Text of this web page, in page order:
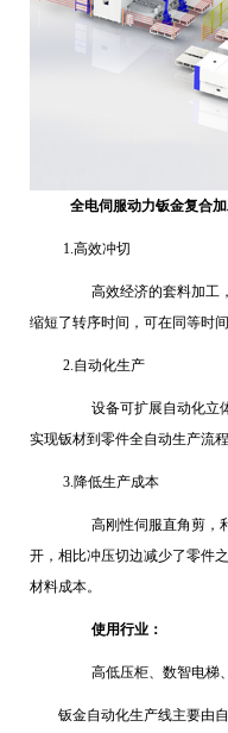
全电伺服动力钣金复合
1.高效冲切
高效经济的套料加工，
缩短了转序时间，可在同等时
2.自动化生产
设备可扩展自动化立体
实现钣材到零件全自动生产流程
3.降低生产成本
高刚性伺服直角剪，利
开，相比冲压切边减少了零件
材料成本。
使用行业：
高低压柜、数智电梯
钣金自动化生产线主要由